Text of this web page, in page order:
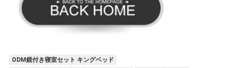
ODM鏡付き寝室セット キングベッド